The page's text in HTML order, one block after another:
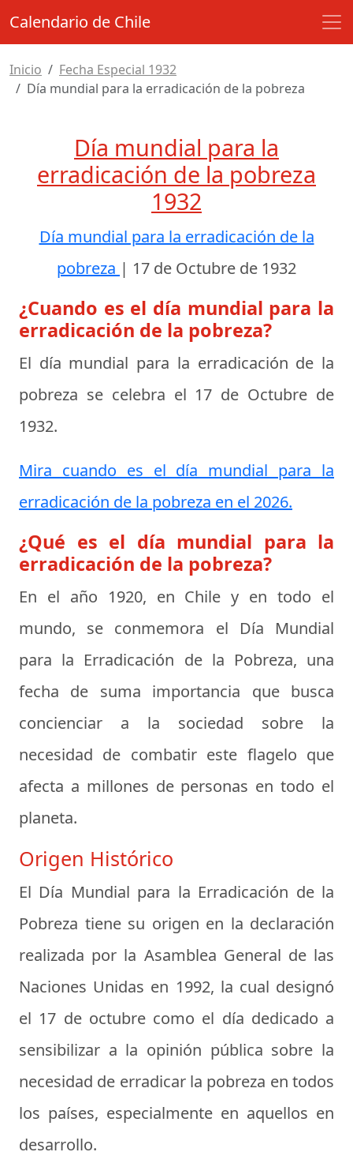
Calendario de Chile
Inicio
Fecha Especial 1932
Día mundial para la erradicación de la pobreza
Día mundial para la
erradicación de la pobreza
1932
Día mundial para la erradicación de la
pobreza | 17 de Octubre de 1932
¿Cuando es el día mundial para la
erradicación de la pobreza?
El día mundial para la erradicación de la
pobreza se celebra el 17 de Octubre de
1932.
Mira cuando es el día mundial para la
erradicación de la pobreza en el 2026.
¿Qué es el día mundial para la
erradicación de la pobreza?
En el año 1920, en Chile y en todo el
mundo, se conmemora el Día Mundial
para la Erradicación de la Pobreza, una
fecha de suma importancia que busca
concienciar a la sociedad sobre la
necesidad de combatir este flagelo que
afecta a millones de personas en todo el
planeta.
Origen Histórico
El Día Mundial para la Erradicación de la
Pobreza tiene su origen en la declaración
realizada por la Asamblea General de las
Naciones Unidas en 1992, la cual designó
el 17 de octubre como el día dedicado a
sensibilizar a la opinión pública sobre la
necesidad de erradicar la pobreza en todos
los países, especialmente en aquellos en
desarrollo.